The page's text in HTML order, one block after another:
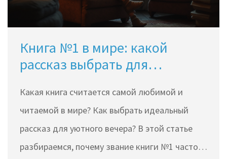
Книга №1 в мире: какой
рассказ выбрать для
Какая книга считается самой любимой и
читаемой в мире? Как выбрать идеальный
рассказ для уютного вечера? В этой статье
разбираемся, почему звание книги №1 часто